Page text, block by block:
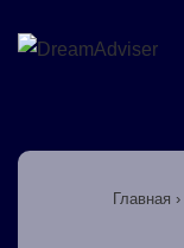
Перейти
содержимому
навигация
Главная ›